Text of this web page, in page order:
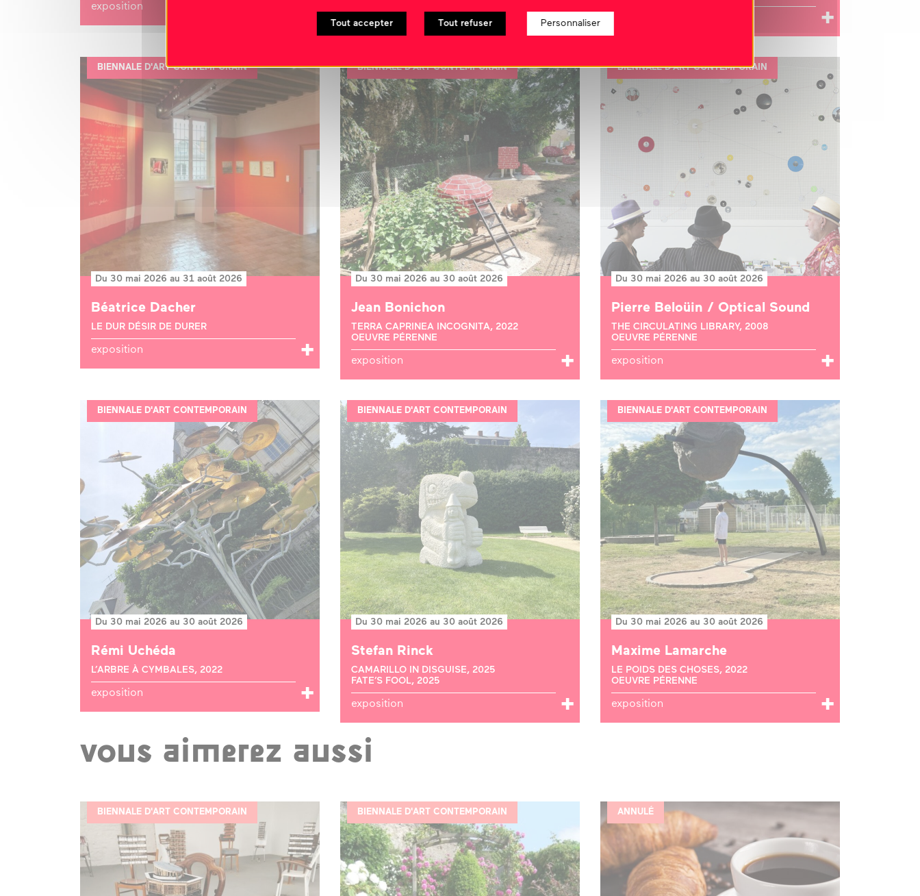
exposition
BIENNALE D'ART CONTEMPORAIN
Du 30 mai 2026 au 31 août 2026
Béatrice Dacher
LE DUR DÉSIR DE DURER
exposition
BIENNALE D'ART CONTEMPORAIN
Du 30 mai 2026 au 30 août 2026
Jean Bonichon
TERRA CAPRINEA INCOGNITA, 2022
OEUVRE PÉRENNE
exposition
BIENNALE D'ART CONTEMPORAIN
Du 30 mai 2026 au 30 août 2026
Pierre Beloüin / Optical Sound
THE CIRCULATING LIBRARY, 2008
OEUVRE PÉRENNE
exposition
BIENNALE D'ART CONTEMPORAIN
Du 30 mai 2026 au 30 août 2026
Rémi Uchéda
L’ARBRE À CYMBALES, 2022
exposition
BIENNALE D'ART CONTEMPORAIN
Du 30 mai 2026 au 30 août 2026
Stefan Rinck
CAMARILLO IN DISGUISE, 2025
FATE’S FOOL, 2025
exposition
BIENNALE D'ART CONTEMPORAIN
Du 30 mai 2026 au 30 août 2026
Maxime Lamarche
LE POIDS DES CHOSES, 2022
OEUVRE PÉRENNE
exposition
vous aimerez aussi
BIENNALE D'ART CONTEMPORAIN BIENNALE D'ART CONTEMPORAIN ANNULÉ
Tout accepter Tout refuser Personnaliser